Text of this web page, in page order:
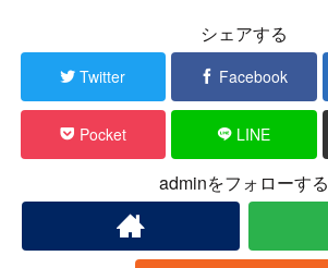
シェアする
Twitter Facebook
Pocket LINE
adminをフォローする